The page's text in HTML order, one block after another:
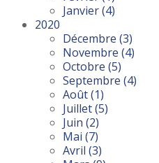
Janvier(4)
2020
Décembre (3)
Novembre (4)
Octobre (5)
Septembre (4)
Août(1)
Juillet(5)
Juin (2)
Mai (7)
Avril (3)